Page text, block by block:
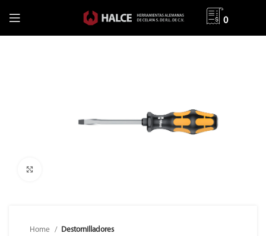
0
Home Destornilladores